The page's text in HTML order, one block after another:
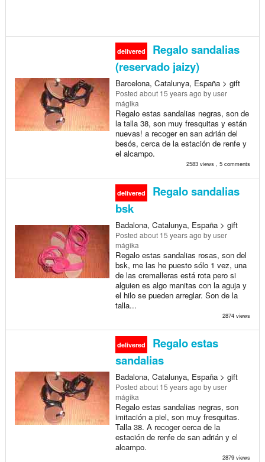
delivered
Regalo sandalias
(reservado jaizy)
Barcelona, Catalunya, España > gift
Posted about 15 years ago by user
mágika
Regalo estas sandalias negras, son de
la talla 38, son muy fresquitas y están
nuevas! a recoger en san adrián del
besós, cerca de la estación de renfe y
el alcampo.
2583 views , 5 comments
delivered
Regalo sandalias
bsk
Badalona, Catalunya, España > gift
Posted about 15 years ago by user
mágika
Regalo estas sandalias rosas, son del
bsk, me las he puesto sólo 1 vez, una
de las cremalleras está rota pero si
alguien es algo manitas con la aguja y
el hilo se pueden arreglar. Son de la
talla...
2874 views
delivered
Regalo estas
sandalias
Badalona, Catalunya, España > gift
Posted about 15 years ago by user
mágika
Regalo estas sandalias negras, son
imitación a piel, son muy fresquitas.
Talla 38. A recoger cerca de la
estación de renfe de san adrián y el
alcampo.
2879 views